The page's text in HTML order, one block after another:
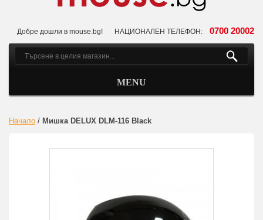
Добре дошли в mouse.bg! НАЦИОНАЛЕН ТЕЛЕФОН: 0700 20002
MENU
Начало / Мишка DELUX DLM-116 Black